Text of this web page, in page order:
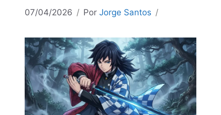
07/04/2026 Por Jorge Santos